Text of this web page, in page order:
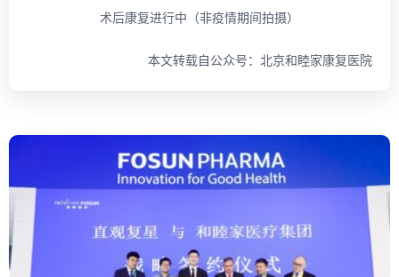
术后康复进行中（非疫情期间拍摄）
本文转载自公众号：北京和睦家康复医院